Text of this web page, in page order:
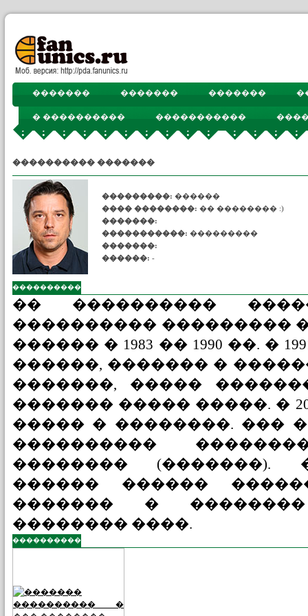
������� ������� �������
� ���������� �����������
���������� ����
���������� �������
���������: ������
���� ��������: �� �������� :)
�������:
�����������: ���������
�������:
������: -
����������
�� ����������
���������� ���������
������ � 1983 �� 1990 ��. �
������, ������� �
�������, �����
������� ����� �����. �
����� � ��������. ���
����������
�������� (�������).
������ ������
������� �
�������� ����.
����������